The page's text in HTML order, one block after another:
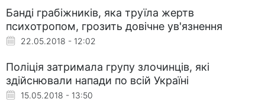
Банді грабіжників, яка труїла жертв
психотропом, грозить довічне ув'язнення
22.05.2018 - 12:02
Поліція затримала групу злочинців, які
здійснювали напади по всій Україні
15.05.2018 - 13:50